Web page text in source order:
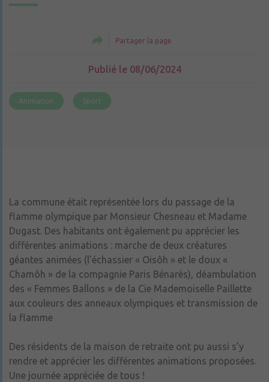
Partager la page
Publié le 08/06/2024
Animation Sport
La commune était représentée lors du passage de la
flamme olympique par Monsieur Chesneau et Madame
Dugast. Des habitants ont également pu apprécier les
différentes animations : marche de deux créatures
géantes animées (l’échassier « Oisôh » et le doux «
Chamôh » de la compagnie Paris Bénarès), déambulation
des « Femmes Ballons » de la Cie Mademoiselle Paillette
aux couleurs des anneaux olympiques et transmission de
la flamme
Des résidents de la maison de retraite ont pu aussi s’y
rendre et apprécier les différentes animations proposées.
Une journée appréciée de tous !